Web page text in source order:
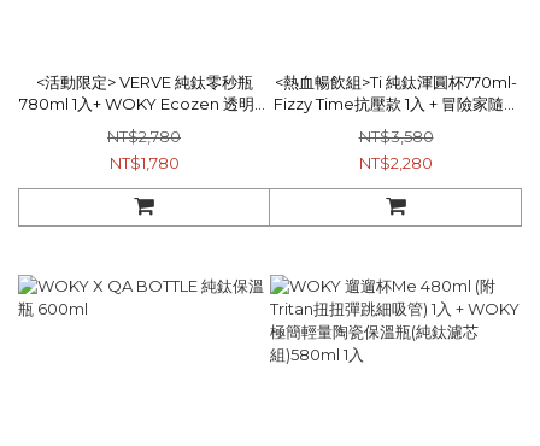
<活動限定> VERVE 純鈦零秒瓶
780ml 1入+ WOKY Ecozen 透明瓶
800ml 1入
NT$2,780
NT$1,780
<熱血暢飲組>Ti 純鈦渾圓杯770ml-
Fizzy Time抗壓款 1入 + 冒險家隨身
杯帶 1 入
NT$3,580
NT$2,280